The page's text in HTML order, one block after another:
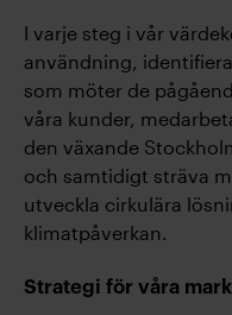
I varje steg i vår
användning,
som möter de
våra kunder,
den växande
och samtidigt sträva
utveckla cirkulära
klimatpåverkan.
Strategi för våra